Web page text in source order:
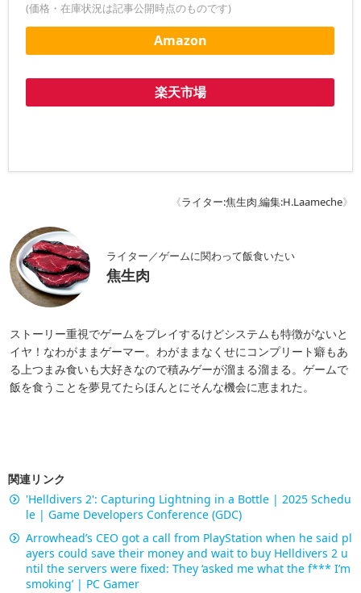
(価格・在庫状況は記事公開時点のものです)
Amazon
楽天市場
《ライター:焦生肉,編集:H.Laameche》
ライター／ゲームに関わって飯食いたい
焦生肉
ストーリー重視でゲームをプレイするけどシステムも特徴がないと
イヤ！なわがままゲーマー。わがままなくせにコンプリート癖もあ
る上つまみ食いも大好きなので積みゲーが溜まる溜まる。ゲームで
飯を食うことを夢見てたらほんとにそんな機会に恵まれた。
関連リンク
'Helldivers 2': Capturing Lightning in a Bottle | 2025 Schedu
le | Game Developers Conference (GDC)
Arrowhead’s CEO got a call from PlayStation when he said pl
ayers could save their money and wait to buy Helldivers 2 u
ntil the servers were fixed: They ‘asked me what the f*** I’m
smoking’ | PC Gamer